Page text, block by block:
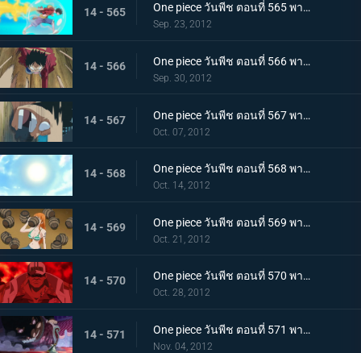
14 - 565 One piece วันพีช ตอนที่ 565 พากย์ไทย ลูพี่โจมตีทุ่มสุดตัว! ระเบิดหมัด เรด ฮอว์ค
Sep. 23, 2012
14 - 566 One piece วันพีช ตอนที่ 566 พากย์ไทย ใกล้จะสิ้นสุด! ศึกตัดสินกับโฮดี้มาถึงแล้ว
Sep. 30, 2012
14 - 567 One piece วันพีช ตอนที่ 567 พากย์ไทย เรือโนอาห์จงหยุด! หมัดปืนกลช้างอันเด็ดเดี่ยว!
Oct. 07, 2012
14 - 568 One piece วันพีช ตอนที่ 568 พากย์ไทย ไปสู่อนาคต! เส้นทางที่เชื่อมไปยังแสงอาทิตย์!
Oct. 14, 2012
14 - 569 One piece วันพีช ตอนที่ 569 พากย์ไทย ความลับได้เปิดเผย!!! ความจริง?..เกี่ยวกับอาวุธโบราณ!!
Oct. 21, 2012
14 - 570 One piece วันพีช ตอนที่ 570 พากย์ไทย กลุ่มหมวกฟางตะลึง! จอมพลคนใหม่แห่งกองทัพเรือ!
Oct. 28, 2012
14 - 571 One piece วันพีช ตอนที่ 571 พากย์ไทย ผู้ชื่นชอบของหวาน! สี่จักรพรรดิ บิ๊กมัม
Nov. 04, 2012